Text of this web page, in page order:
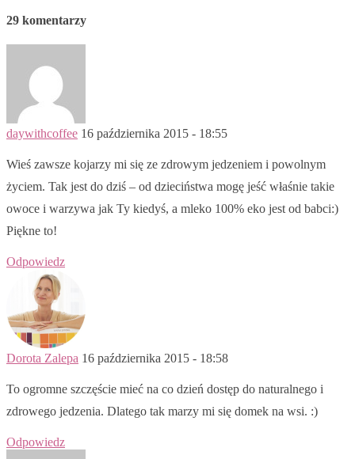
29 komentarzy
daywithcoffee 16 października 2015 - 18:55
Wieś zawsze kojarzy mi się ze zdrowym jedzeniem i powolnym
życiem. Tak jest do dziś – od dzieciństwa mogę jeść właśnie takie
owoce i warzywa jak Ty kiedyś, a mleko 100% eko jest od babci:)
Piękne to!
Odpowiedz
Dorota Zalepa 16 października 2015 - 18:58
To ogromne szczęście mieć na co dzień dostęp do naturalnego i
zdrowego jedzenia. Dlatego tak marzy mi się domek na wsi. :)
Odpowiedz